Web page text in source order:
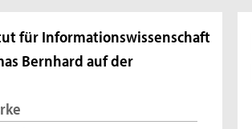
für Informationswissenschaft
Bernhard auf der